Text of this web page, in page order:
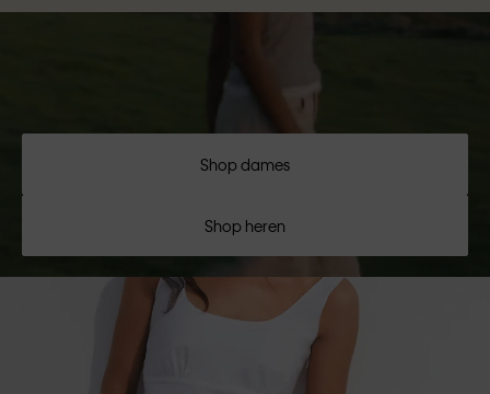
Shop dames
Shop heren